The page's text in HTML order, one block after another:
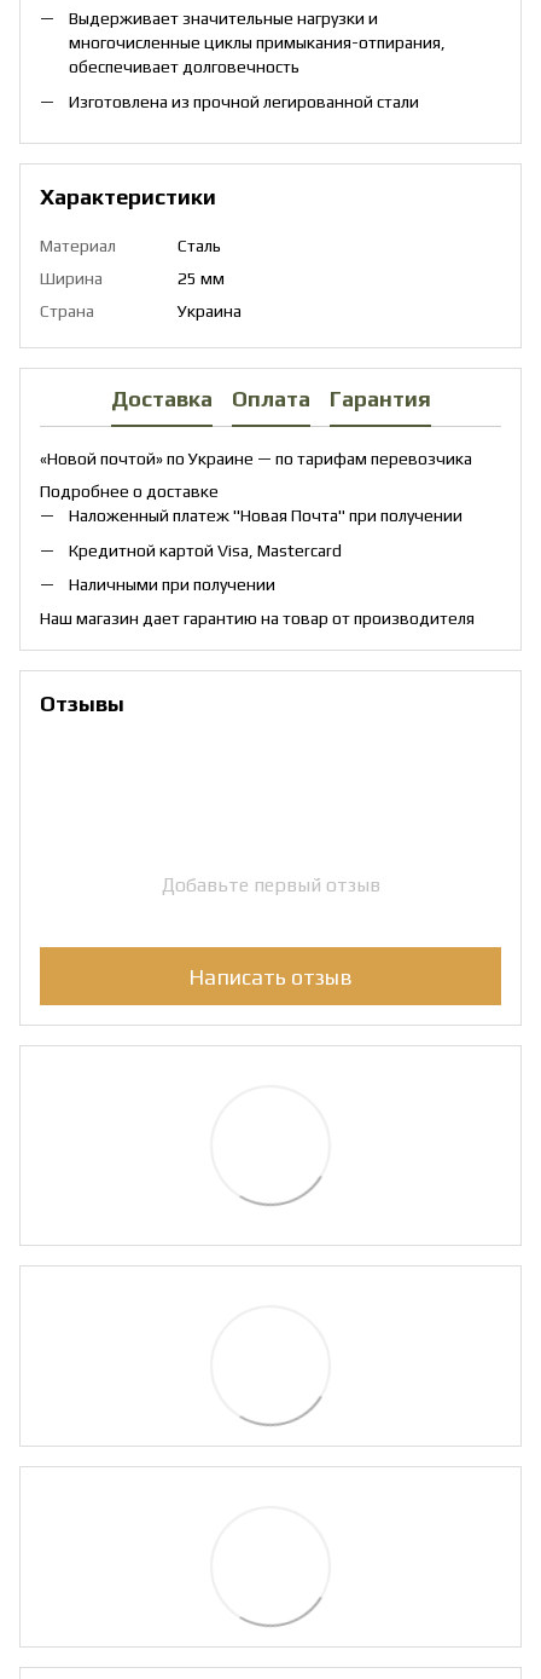
Выдерживает значительные нагрузки и
многочисленные циклы примыкания-отпирания,
обеспечивает долговечность
Изготовлена ​​из прочной легированной стали
Характеристики
Материал
Сталь
Ширина
25 мм
Страна
Украина
Доставка Оплата Гарантия
«Новой почтой» по Украине — по тарифам перевозчика
Подробнее о доставке
Наложенный платеж "Новая Почта" при получении
Кредитной картой Visa, Mastercard
Наличными при получении
Наш магазин дает гарантию на товар от производителя
Отзывы
Добавьте первый отзыв
Написать отзыв